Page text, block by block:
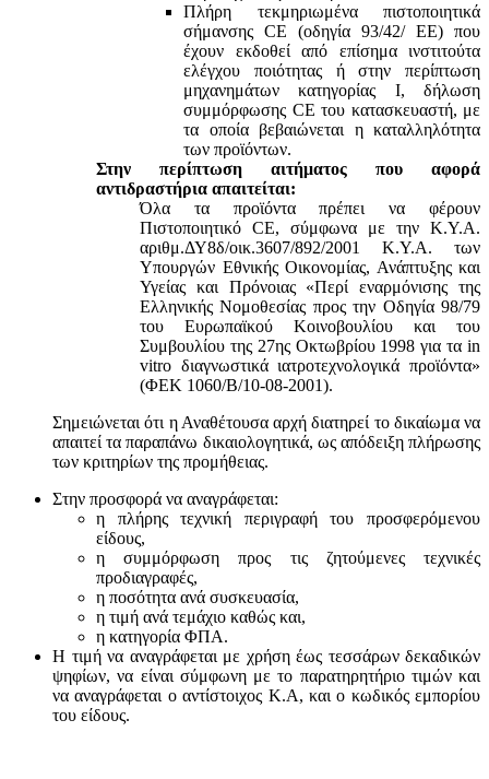
Πλήρη τεκμηριωμένα πιστοποιητικά
σήμανσης CE (οδηγία 93/42/ ΕΕ) που
έχουν εκδοθεί από επίσημα ινστιτούτα
ελέγχου ποιότητας ή στην περίπτωση
μηχανημάτων κατηγορίας Ι, δήλωση
συμμόρφωσης CE του κατασκευαστή, με
τα οποία βεβαιώνεται η καταλληλότητα
των προϊόντων.
Στην περίπτωση αιτήματος που αφορά
αντιδραστήρια απαιτείται:
Όλα τα προϊόντα πρέπει να φέρουν
Πιστοποιητικό CE, σύμφωνα με την Κ.Υ.Α.
αριθμ.ΔΥ8δ/οικ.3607/892/2001 Κ.Υ.Α. των
Υπουργών Εθνικής Οικονομίας, Ανάπτυξης και
Υγείας και Πρόνοιας «Περί εναρμόνισης της
Ελληνικής Νομοθεσίας προς την Οδηγία 98/79
του Ευρωπαϊκού Κοινοβουλίου και του
Συμβουλίου της 27ης Οκτωβρίου 1998 για τα in
vitro διαγνωστικά ιατροτεχνολογικά προϊόντα»
(ΦΕΚ 1060/Β/10-08-2001).
Σημειώνεται ότι η Αναθέτουσα αρχή διατηρεί το δικαίωμα να
απαιτεί τα παραπάνω δικαιολογητικά, ως απόδειξη πλήρωσης
των κριτηρίων της προμήθειας.
Στην προσφορά να αναγράφεται:
η πλήρης τεχνική περιγραφή του προσφερόμενου
είδους,
η συμμόρφωση προς τις ζητούμενες τεχνικές
προδιαγραφές,
η ποσότητα ανά συσκευασία,
η τιμή ανά τεμάχιο καθώς και,
η κατηγορία ΦΠΑ.
Η τιμή να αναγράφεται με χρήση έως τεσσάρων δεκαδικών
ψηφίων, να είναι σύμφωνη με το παρατηρητήριο τιμών και
να αναγράφεται ο αντίστοιχος Κ.Α, και ο κωδικός εμπορίου
του είδους.